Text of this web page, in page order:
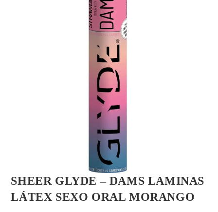
SHEER GLYDE – DAMS LAMINAS
LÁTEX SEXO ORAL MORANGO